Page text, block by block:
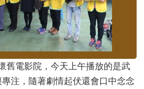
舊電影院，今天上午播放的是武
注，隨著劇情起伏還會口中念念